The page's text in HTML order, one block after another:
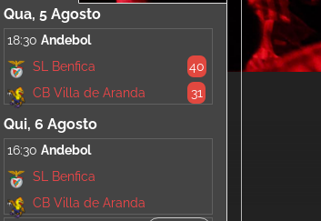
Qua, 5 Agosto
18:30 Andebol
SL Benfica
40
CB Villa de Aranda
31
Qui, 6 Agosto
16:30 Andebol
SL Benfica
CB Villa de Aranda